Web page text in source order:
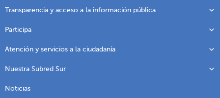
Transparencia y acceso a la información pública
Participa
Atención y servicios a la ciudadanía
Nuestra Subred Sur
Noticias